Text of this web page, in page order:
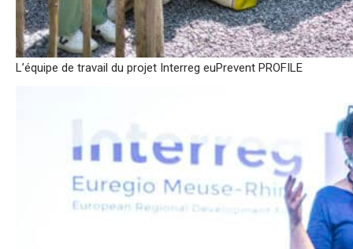
L’équipe de travail du projet Interreg euPrevent PROFILE